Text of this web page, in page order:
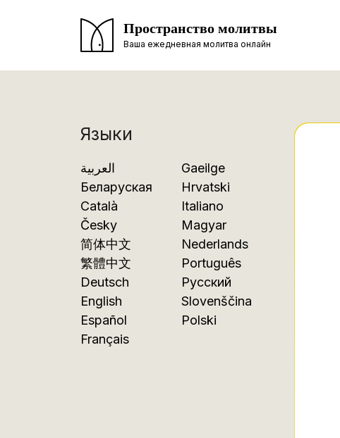
Пространство молитвы
Ваша ежедневная молитва онлайн
Языки
العربية
Беларуская
Català
Česky
简体中文
繁體中文
Deutsch
English
Español
Français
Gaeilge
Hrvatski
Italiano
Magyar
Nederlands
Português
Русский
Slovenščina
Polski